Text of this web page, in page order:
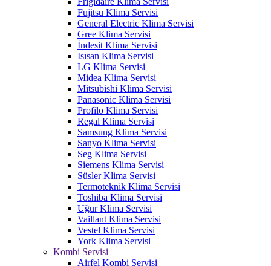
Fujitsu Klima Servisi
General Electric Klima Servisi
Gree Klima Servisi
İndesit Klima Servisi
Isısan Klima Servisi
LG Klima Servisi
Midea Klima Servisi
Mitsubishi Klima Servisi
Panasonic Klima Servisi
Profilo Klima Servisi
Regal Klima Servisi
Samsung Klima Servisi
Sanyo Klima Servisi
Seg Klima Servisi
Siemens Klima Servisi
Süsler Klima Servisi
Termoteknik Klima Servisi
Toshiba Klima Servisi
Uğur Klima Servisi
Vaillant Klima Servisi
Vestel Klima Servisi
York Klima Servisi
Kombi Servisi
Airfel Kombi Servisi